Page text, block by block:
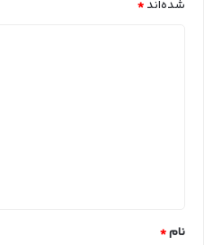
شده‌اند *
نام*